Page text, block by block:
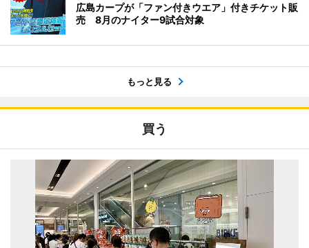
広島カープが「ファン付きウエア」付きチケット販
売 8月のナイター9試合対象
もっと見る
買う